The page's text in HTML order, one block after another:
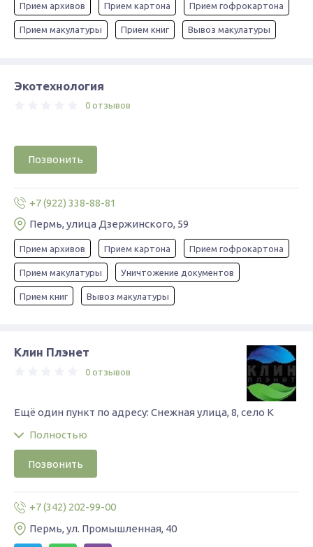
Прием архивов Прием картона Прием гофрокартона
Прием макулатуры Прием книг Вывоз макулатуры
Экотехнология
0 отзывов
Позвонить
+7 (922) 338-88-81
Пермь, улица Дзержинского, 59
Прием архивов Прием картона Прием гофрокартона
Прием макулатуры Уничтожение документов
Прием книг Вывоз макулатуры
Клин Плэнет
0 отзывов
Ещё один пункт по адресу: Снежная улица, 8, село К
Полностью
Позвонить
+7 (342) 202-99-00
Пермь, ул. Промышленная, 40